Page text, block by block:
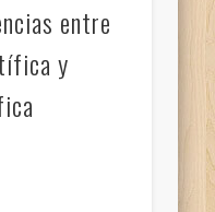
entre
y